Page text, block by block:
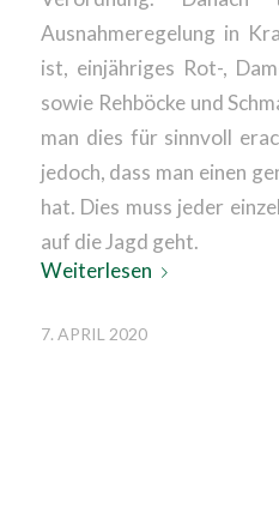
Ausnahmeregelung in
ist, einjähriges Rot-,
sowie Rehböcke und
man dies für sinnvoll
jedoch, dass man einen
hat. Dies muss jeder
auf die Jagd geht.
Weiterlesen
7. APRIL 2020